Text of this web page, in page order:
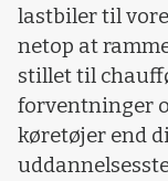
lastbiler til
netop at
stillet til
forventninger
køretøjer end